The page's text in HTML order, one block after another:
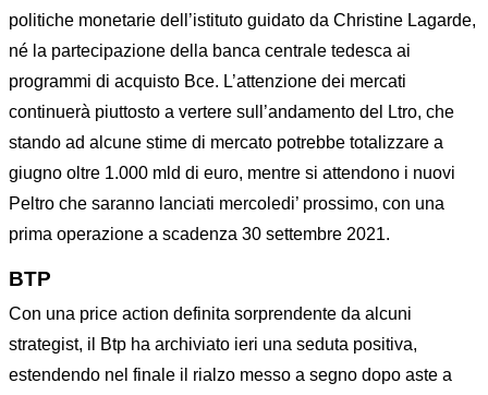
politiche monetarie dell’istituto guidato da Christine Lagarde,
né la partecipazione della banca centrale tedesca ai
programmi di acquisto Bce. L’attenzione dei mercati
continuerà piuttosto a vertere sull’andamento del Ltro, che
stando ad alcune stime di mercato potrebbe totalizzare a
giugno oltre 1.000 mld di euro, mentre si attendono i nuovi
Peltro che saranno lanciati mercoledi’ prossimo, con una
prima operazione a scadenza 30 settembre 2021.
BTP
Con una price action definita sorprendente da alcuni
strategist, il Btp ha archiviato ieri una seduta positiva,
estendendo nel finale il rialzo messo a segno dopo aste a